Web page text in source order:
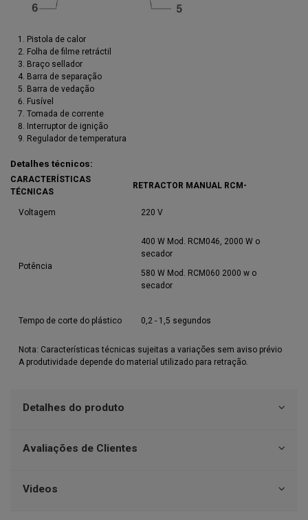
Pistola de calor
Folha de filme retráctil
Braço sellador
Barra de separação
Barra de vedação
Fusível
Tomada de corrente
Interruptor de ignição
Regulador de temperatura
Detalhes técnicos:
CARACTERÍSTICAS
TÉCNICAS
RETRACTOR MANUAL RCM-
Nota: Características técnicas sujeitas a variações sem aviso prévio
A produtividade depende do material utilizado para retração.
Voltagem 220 V
Potência
400 W Mod. RCM046, 2000 W o
secador
580 W Mod. RCM060 2000 w o
secador
Tempo de corte do plástico 0,2 - 1,5 segundos
Detalhes do produto
Avaliações de Clientes
Videos